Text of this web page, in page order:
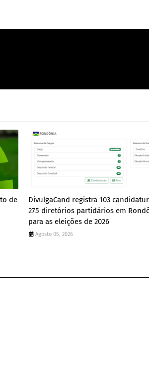
de
DivulgaCand registra 103
275 diretórios partidários em
para as eleições de 2026
Agosto 05, 2026